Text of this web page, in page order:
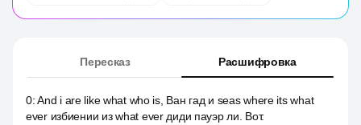
Пересказ Расшифровка
0:And i are like what who is, Ван гад и seas where its what
ever избиении из what ever диди пауэр ли. Вот.